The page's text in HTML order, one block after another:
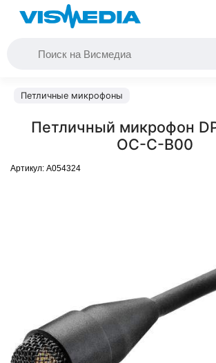
Петличные микрофоны
Петличный микрофон
OC-C-B00
Артикул: A054324